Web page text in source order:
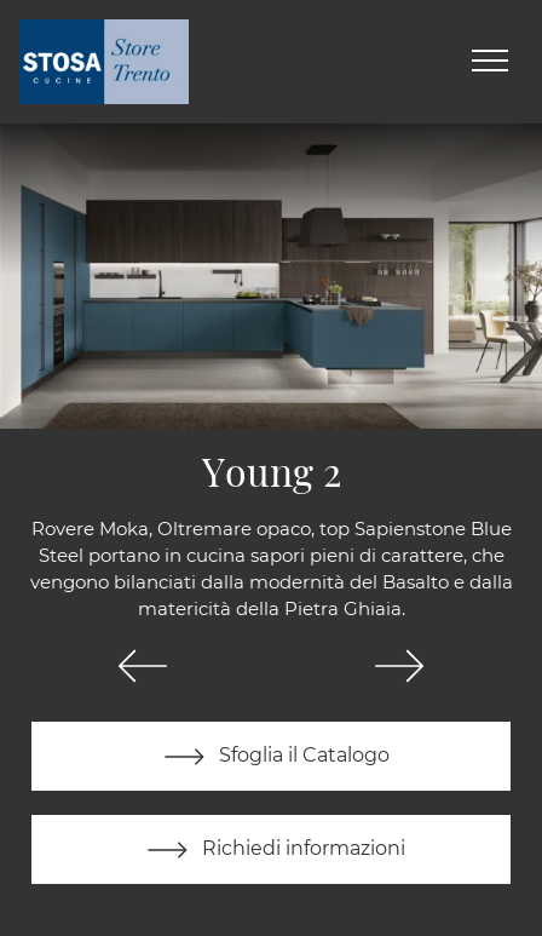
Rovere Moka, Oltremare opaco, top Sapienstone Blue
Steel portano in cucina sapori pieni di carattere, che
vengono bilanciati dalla modernità del Basalto e dalla
matericità della Pietra Ghiaia.
Sfoglia il Catalogo
Richiedi informazioni
Young 2